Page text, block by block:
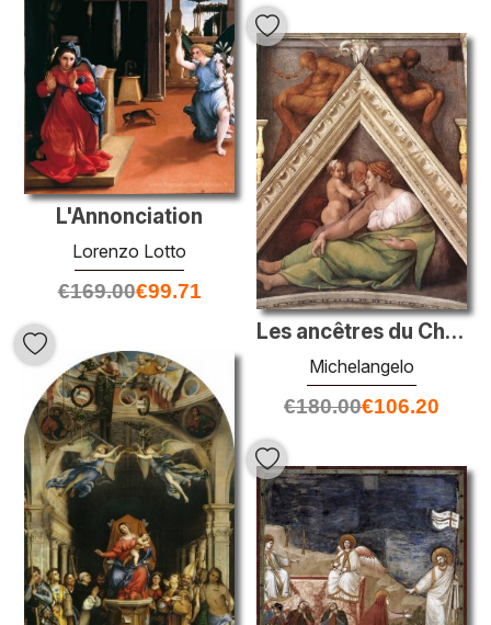
L'Annonciation
Lorenzo Lotto
€169.00€99.71
Les ancêtres du Christ: Ézéchias
Michelangelo
€180.00€106.20